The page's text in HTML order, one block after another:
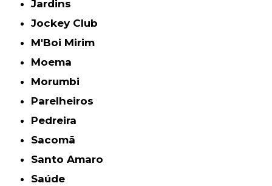
Jardins
Jockey Club
M'Boi Mirim
Moema
Morumbi
Parelheiros
Pedreira
Sacomã
Santo Amaro
Saúde